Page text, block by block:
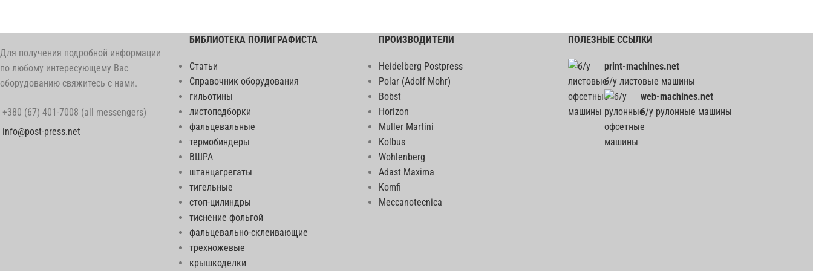
Для получения подробной информации
по любому интересующему Вас
оборудованию свяжитесь с нами.
+380 (67) 401-7008 (all messengers)
info@post-press.net
БИБЛИОТЕКА ПОЛИГРАФИСТА
Статьи
Справочник оборудования
гильотины
листоподборки
фальцевальные
термобиндеры
ВШРА
штанцагрегаты
тигельные
стоп-цилиндры
тиснение фольгой
фальцевально-склеивающие
трехножевые
крышкоделки
ПРОИЗВОДИТЕЛИ
Heidelberg Postpress
Polar (Adolf Mohr)
Bobst
Horizon
Muller Martini
Kolbus
Wohlenberg
Adast Maxima
Komfi
Meccanotecnica
ПОЛЕЗНЫЕ ССЫЛКИ
print-machines.net
б/у листовые машины
web-machines.net
б/у рулонные машины